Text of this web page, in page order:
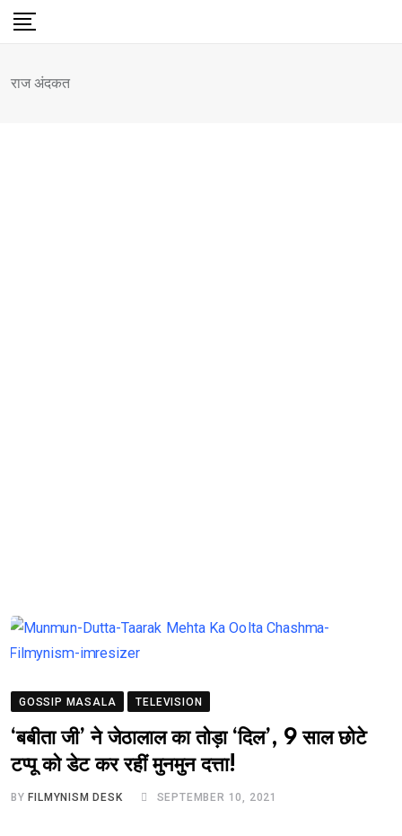
Skip
राज अंदकत
GOSSIP MASALA TELEVISION
‘बबीता जी’ ने जेठालाल का तोड़ा ‘दिल’, 9 साल छोटे
टप्पू को डेट कर रहीं मुनमुन दत्ता!
BY FILMYNISM DESK SEPTEMBER 10, 2021